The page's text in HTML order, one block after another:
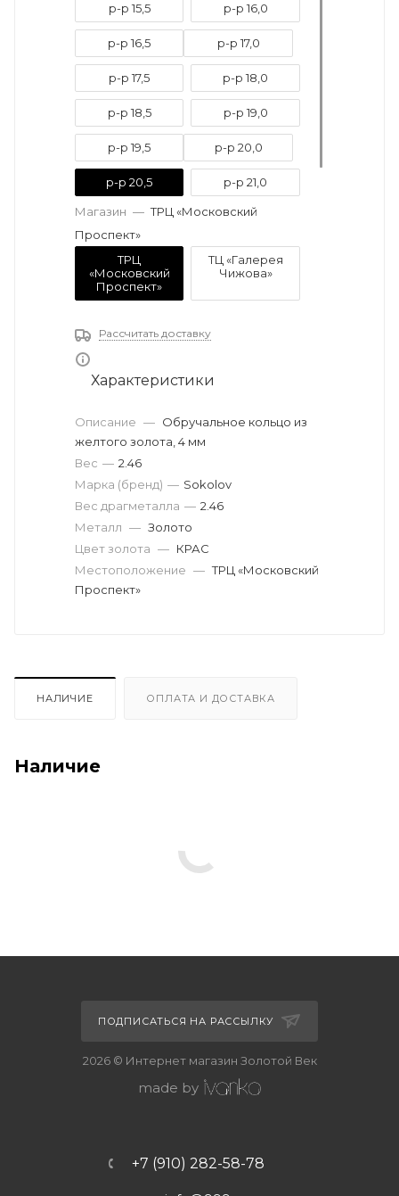
р-р 15,5
р-р 16,0
р-р 16,5 р-р 17,0
р-р 17,5 р-р 18,0
р-р 18,5 р-р 19,0
р-р 19,5 р-р 20,0
р-р 20,5 р-р 21,0
р-р 21,5 р-р 22,0
Магазин — ТРЦ «Московский
Проспект»
ТРЦ
«Московский
Проспект»
ТЦ «Галерея
Чижова»
Рассчитать доставку
Характеристики
Описание — Обручальное кольцо из
желтого золота, 4 мм
Вес драгметалла — 2.46
Марка (бренд) — Sokolov
Вес — 2.46
Металл — Золото
Цвет золота — КРАС
Местоположение — ТРЦ «Московский
Проспект»
НАЛИЧИЕ ОПЛАТА И ДОСТАВКА
Наличие
ПОДПИСАТЬСЯ НА РАССЫЛКУ
2026 © Интернет магазин Золотой Век
made by
+7 (910) 282-58-78